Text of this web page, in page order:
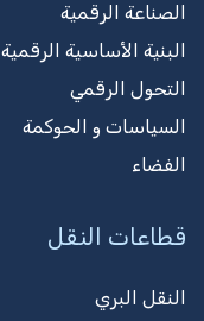
الصناعة الرقمية
البنية الأساسية الرقمية
التحول الرقمي
السياسات و الحوكمة
الفضاء
قطاعات النقل
النقل البري